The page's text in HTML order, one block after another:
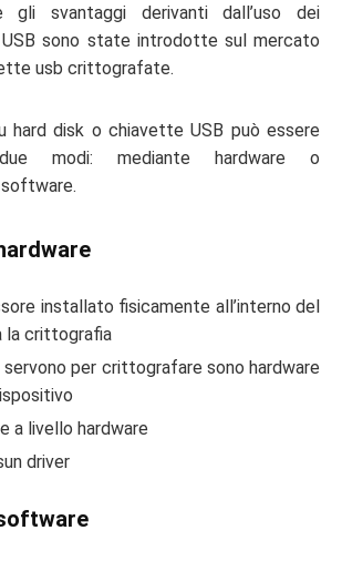
gli svantaggi derivanti dall’uso dei
USB sono state introdotte sul mercato
usb crittografate.
hard disk o chiavette USB può essere
modi: mediante hardware o
installato fisicamente all’interno del
la crittografia
per crittografare sono hardware
a livello hardware
driver